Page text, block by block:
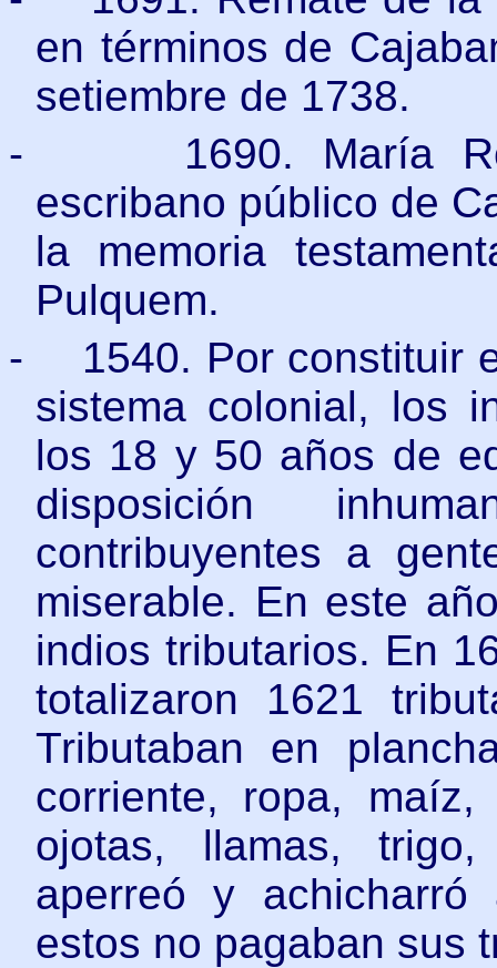
en términos de
setiembre de 1738.
-
1690. María
escribano público de
la memoria
Pulquem.
-
1540. Por constituir
sistema colonial, los
los 18 y 50 años de
disposición
contribuyentes a
miserable. En este
indios tributarios. En
totalizaron 1621
Tributaban en
corriente, ropa,
ojotas, llamas,
aperreó y achicharró
estos no pagaban sus